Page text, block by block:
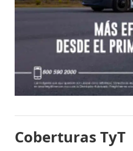
Coberturas TyT